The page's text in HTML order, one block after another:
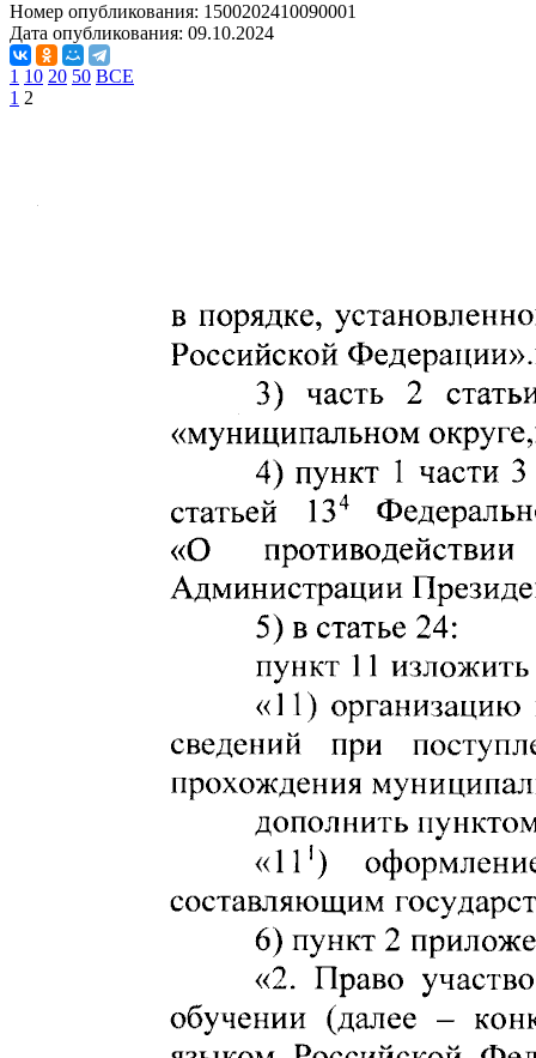
Номер опубликования: 1500202410090001
Дата опубликования: 09.10.2024
1 10 20 50 ВСЕ
1 2